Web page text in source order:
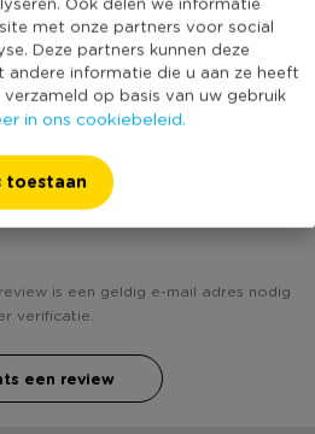
met onze partners voor social
Deze partners kunnen deze
informatie die u aan ze heeft
op basis van uw gebruik
in ons cookiebeleid.
toestaan
0.25
(Nog) geen score
bekend
8 stuks - 250 ml? Schrijf een
review!
is een geldig e-mail adres nodig
verificatie.
een review